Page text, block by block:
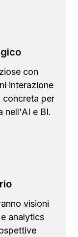
con
interazione
per
nell'AI e BI.
visioni
analytics